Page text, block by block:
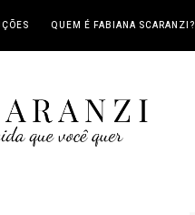
QUEM É FABIANA SCARANZI?